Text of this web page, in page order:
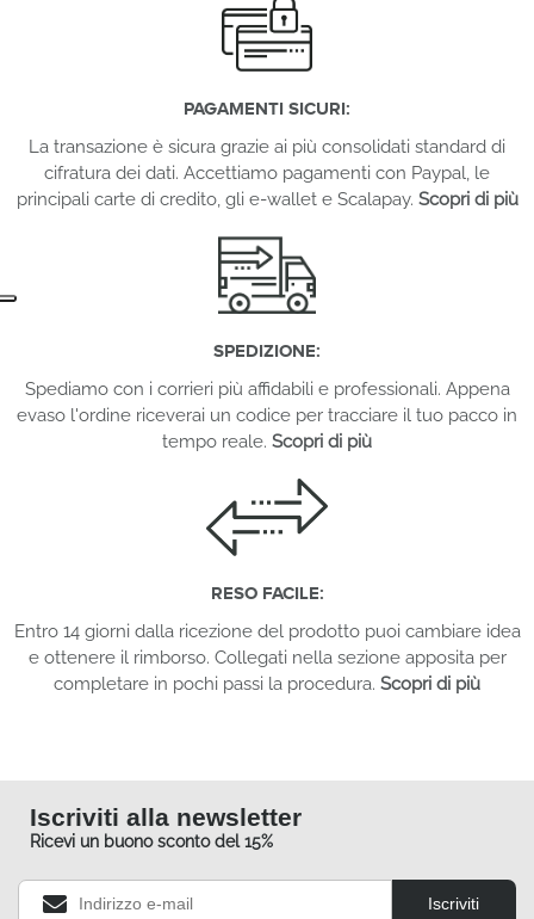
PAGAMENTI SICURI:
La transazione è sicura grazie ai più consolidati standard di
cifratura dei dati. Accettiamo pagamenti con Paypal, le
principali carte di credito, gli e-wallet e Scalapay. Scopri di più
SPEDIZIONE:
Spediamo con i corrieri più affidabili e professionali. Appena
evaso l'ordine riceverai un codice per tracciare il tuo pacco in
tempo reale. Scopri di più
RESO FACILE:
Entro 14 giorni dalla ricezione del prodotto puoi cambiare idea
e ottenere il rimborso. Collegati nella sezione apposita per
completare in pochi passi la procedura. Scopri di più
Iscriviti alla newsletter
Ricevi un buono sconto del 15%
Iscriviti